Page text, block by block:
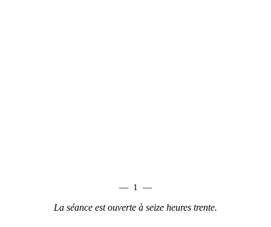
— 1 —
La séance est ouverte à seize heures trente.